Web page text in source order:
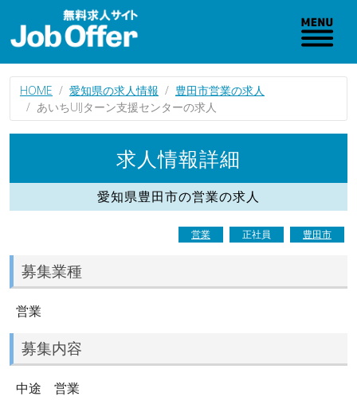
HOME 愛知県の求人情報
豊田市営業の求人
あいちUIJターン支援センターの求人
求人情報詳細
愛知県豊田市の営業の求人
営業 正社員 豊田市
募集業種
営業
募集内容
中途 営業